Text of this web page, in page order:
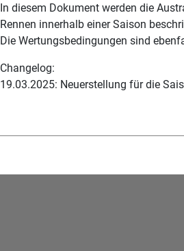
In diesem Dokument werden die
Rennen innerhalb einer Saison
Die Wertungsbedingungen sind
Changelog:
19.03.2025: Neuerstellung für die